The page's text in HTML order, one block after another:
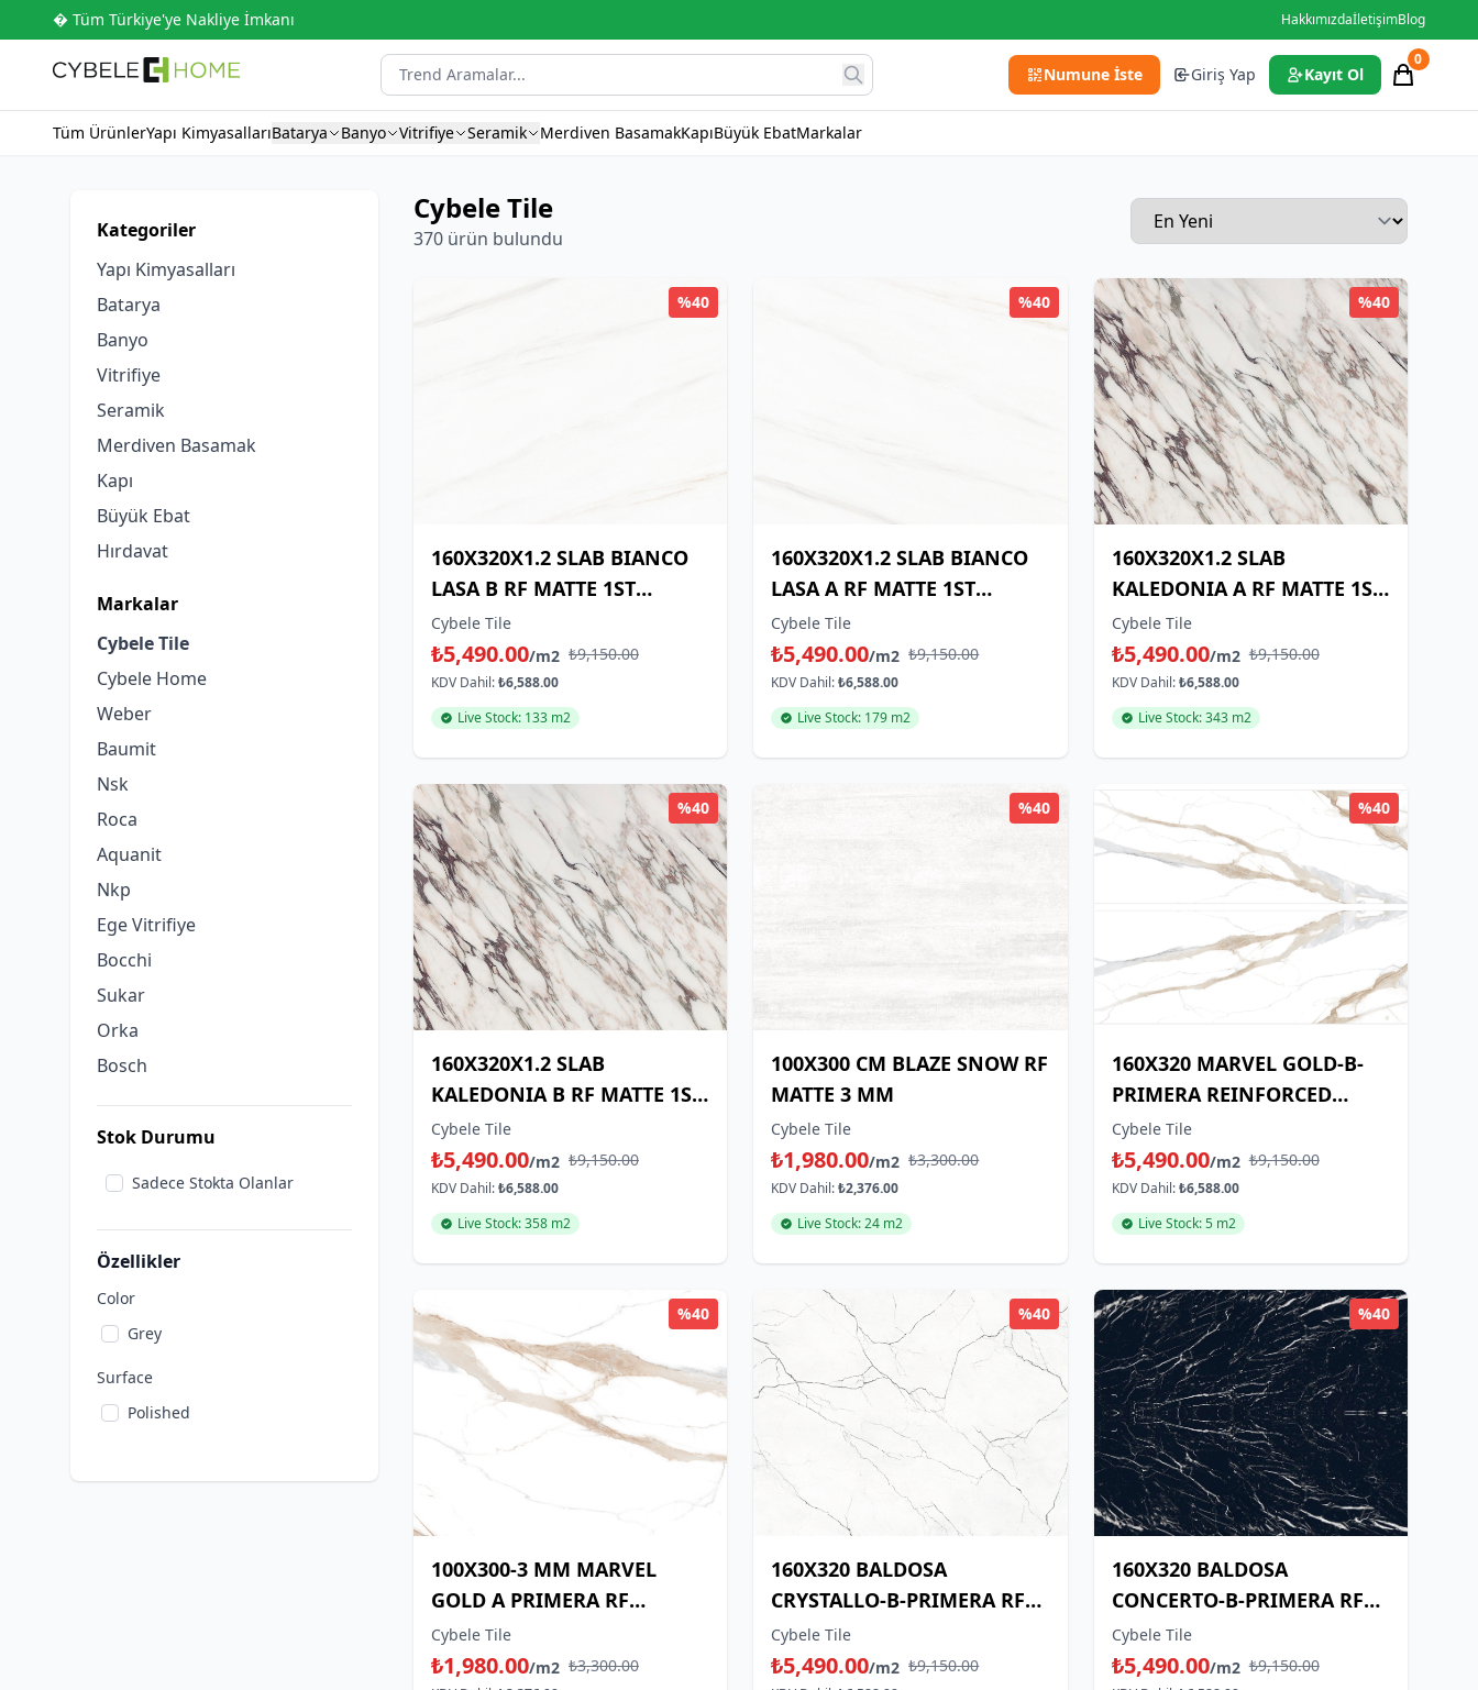
� Tüm Türkiye'ye Nakliye İmkanı HakkımızdaİletişimBlog
Numune İste Giriş Yap Kayıt Ol
0
Tüm ÜrünlerYapı KimyasallarıBatarya Banyo Vitrifiye Seramik Merdiven BasamakKapıBüyük EbatMarkalar
Kategoriler
Yapı Kimyasalları
Batarya
Banyo
Vitrifiye
Seramik
Merdiven Basamak
Kapı
Büyük Ebat
Hırdavat
Markalar
Cybele Tile
Cybele Home
Weber
Baumit
Nsk
Roca
Aquanit
Nkp
Ege Vitrifiye
Bocchi
Sukar
Orka
Bosch
Stok Durumu
Sadece Stokta Olanlar
Özellikler
Color
Grey
Surface
Polished
Cybele Tile
370 ürün bulundu
%40
160X320X1.2 SLAB BIANCO
LASA B RF MATTE 1ST
CHOICE
Cybele Tile
₺5,490.00/m2 ₺9,150.00
KDV Dahil:₺6,588.00
Live Stock: 133 m2
%40
160X320X1.2 SLAB BIANCO
LASA A RF MATTE 1ST
CHOICE
Cybele Tile
₺5,490.00/m2 ₺9,150.00
KDV Dahil:₺6,588.00
Live Stock: 179 m2
%40
160X320X1.2 SLAB
KALEDONIA A RF MATTE 1ST
CHOICE,
Cybele Tile
₺5,490.00/m2 ₺9,150.00
KDV Dahil:₺6,588.00
Live Stock: 343 m2
%40
160X320X1.2 SLAB
KALEDONIA B RF MATTE 1ST
CHOICE
Cybele Tile
₺5,490.00/m2 ₺9,150.00
KDV Dahil:₺6,588.00
Live Stock: 358 m2
%40
100X300 CM BLAZE SNOW RF
MATTE 3 MM
Cybele Tile
₺1,980.00/m2 ₺3,300.00
KDV Dahil:₺2,376.00
Live Stock: 24 m2
%40
160X320 MARVEL GOLD-B-
PRIMERA REINFORCED
NATURAL
Cybele Tile
₺5,490.00/m2 ₺9,150.00
KDV Dahil:₺6,588.00
Live Stock: 5 m2
%40
100X300-3 MM MARVEL
GOLD A PRIMERA RF
NATURAL
Cybele Tile
₺1,980.00/m2 ₺3,300.00
%40
160X320 BALDOSA
CRYSTALLO-B-PRIMERA RF
NATURAL
Cybele Tile
₺5,490.00/m2 ₺9,150.00
%40
160X320 BALDOSA
CONCERTO-B-PRIMERA RF
NATURAL
Cybele Tile
₺5,490.00/m2 ₺9,150.00